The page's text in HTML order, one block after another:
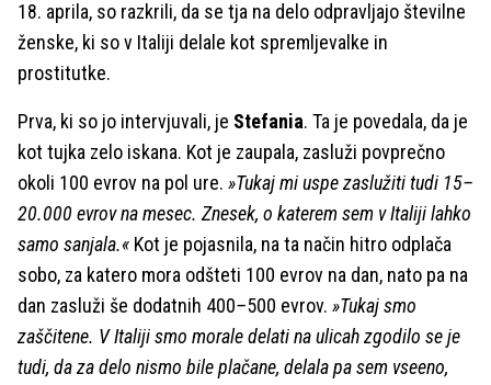
18. aprila, so razkrili, da se tja na delo odpravljajo številne
ženske, ki so v Italiji delale kot spremljevalke in
prostitutke.
Prva, ki so jo intervjuvali, je Stefania. Ta je povedala, da je
kot tujka zelo iskana. Kot je zaupala, zasluži povprečno
okoli 100 evrov na pol ure. »Tukaj mi uspe zaslužiti tudi 15–
20.000 evrov na mesec. Znesek, o katerem sem v Italiji lahko
samo sanjala.« Kot je pojasnila, na ta način hitro odplača
sobo, za katero mora odšteti 100 evrov na dan, nato pa na
dan zasluži še dodatnih 400–500 evrov. »Tukaj smo
zaščitene. V Italiji smo morale delati na ulicah zgodilo se je
tudi, da za delo nismo bile plačane, delala pa sem vseeno,